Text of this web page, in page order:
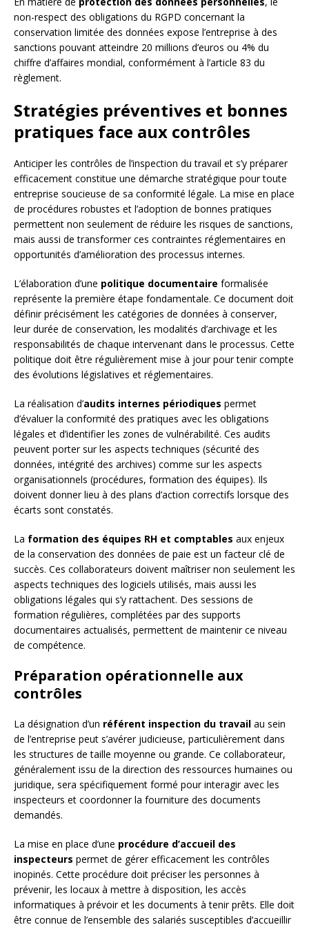
non-respect des obligations du RGPD concernant la
conservation limitée des données expose l’entreprise à des
sanctions pouvant atteindre 20 millions d’euros ou 4% du
chiffre d’affaires mondial, conformément à l’article 83 du
règlement.
Stratégies préventives et bonnes
pratiques face aux contrôles
Anticiper les contrôles de l’inspection du travail et s’y préparer
efficacement constitue une démarche stratégique pour toute
entreprise soucieuse de sa conformité légale. La mise en place
de procédures robustes et l’adoption de bonnes pratiques
permettent non seulement de réduire les risques de sanctions,
mais aussi de transformer ces contraintes réglementaires en
opportunités d’amélioration des processus internes.
L’élaboration d’une politique documentaire formalisée
représente la première étape fondamentale. Ce document doit
définir précisément les catégories de données à conserver,
leur durée de conservation, les modalités d’archivage et les
responsabilités de chaque intervenant dans le processus. Cette
politique doit être régulièrement mise à jour pour tenir compte
des évolutions législatives et réglementaires.
La réalisation d’audits internes périodiques permet
d’évaluer la conformité des pratiques avec les obligations
légales et d’identifier les zones de vulnérabilité. Ces audits
peuvent porter sur les aspects techniques (sécurité des
données, intégrité des archives) comme sur les aspects
organisationnels (procédures, formation des équipes). Ils
doivent donner lieu à des plans d’action correctifs lorsque des
écarts sont constatés.
La formation des équipes RH et comptables aux enjeux
de la conservation des données de paie est un facteur clé de
succès. Ces collaborateurs doivent maîtriser non seulement les
aspects techniques des logiciels utilisés, mais aussi les
obligations légales qui s’y rattachent. Des sessions de
formation régulières, complétées par des supports
documentaires actualisés, permettent de maintenir ce niveau
de compétence.
Préparation opérationnelle aux
contrôles
La désignation d’un référent inspection du travail au sein
de l’entreprise peut s’avérer judicieuse, particulièrement dans
les structures de taille moyenne ou grande. Ce collaborateur,
généralement issu de la direction des ressources humaines ou
juridique, sera spécifiquement formé pour interagir avec les
inspecteurs et coordonner la fourniture des documents
demandés.
La mise en place d’une procédure d’accueil des
inspecteurs permet de gérer efficacement les contrôles
inopinés. Cette procédure doit préciser les personnes à
prévenir, les locaux à mettre à disposition, les accès
informatiques à prévoir et les documents à tenir prêts. Elle doit
être connue de l’ensemble des salariés susceptibles d’accueillir